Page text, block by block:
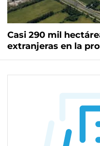
Casi 290 mil
extranjeras en la